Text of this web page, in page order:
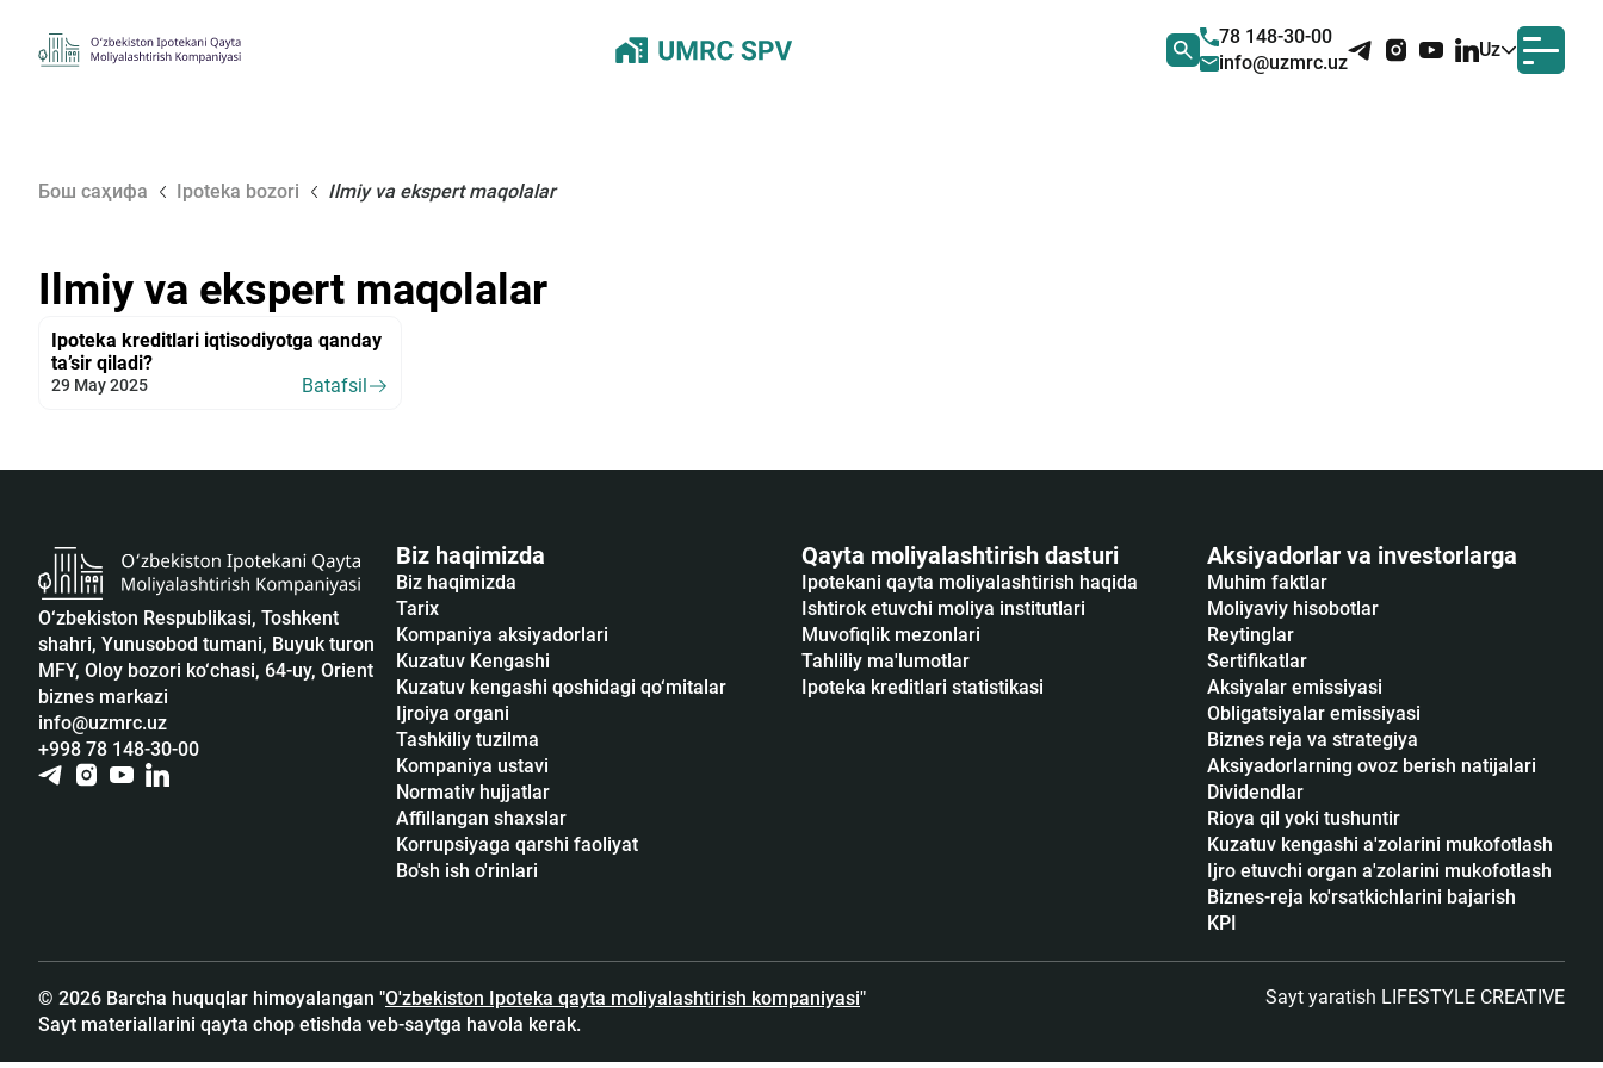
78 148-30-00
info@uzmrc.uz
Uz
Бош саҳифа Ipoteka bozori Ilmiy va ekspert maqolalar
Ilmiy va ekspert maqolalar
Ipoteka kreditlari iqtisodiyotga qanday
ta’sir qiladi?
29 May 2025 Batafsil
O‘zbekiston Respublikasi, Toshkent
shahri, Yunusobod tumani, Buyuk turon
MFY, Oloy bozori ko‘chasi, 64-uy, Orient
biznes markazi
info@uzmrc.uz
+998 78 148-30-00
Biz haqimizda
Biz haqimizda
Tarix
Kompaniya aksiyadorlari
Kuzatuv Kengashi
Kuzatuv kengashi qoshidagi qo‘mitalar
Ijroiya organi
Tashkiliy tuzilma
Kompaniya ustavi
Normativ hujjatlar
Affillangan shaxslar
Korrupsiyaga qarshi faoliyat
Bo'sh ish o'rinlari
Qayta moliyalashtirish dasturi
Ipotekani qayta moliyalashtirish haqida
Ishtirok etuvchi moliya institutlari
Muvofiqlik mezonlari
Tahliliy ma'lumotlar
Ipoteka kreditlari statistikasi
Aksiyadorlar va investorlarga
Muhim faktlar
Moliyaviy hisobotlar
Reytinglar
Sertifikatlar
Аksiyalar emissiyasi
Obligatsiyalar emissiyasi
Biznes reja va strategiya
Aksiyadorlarning ovoz berish natijalari
Dividendlar
Rioya qil yoki tushuntir
Kuzatuv kengashi a'zolarini mukofotlash
Ijro etuvchi organ a'zolarini mukofotlash
Biznes-reja ko'rsatkichlarini bajarish
KPI
© 2026 Barcha huquqlar himoyalangan "O'zbekiston Ipoteka qayta moliyalashtirish kompaniyasi"
Sayt materiallarini qayta chop etishda veb-saytga havola kerak.
Sayt yaratish LIFESTYLE CREATIVE